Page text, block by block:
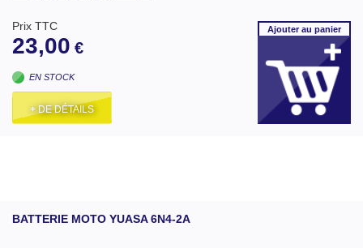
Prix TTC
23,00 €
EN STOCK
+ DE DÉTAILS
Ajouterau panier
BATTERIE MOTO YUASA 6N4-2A